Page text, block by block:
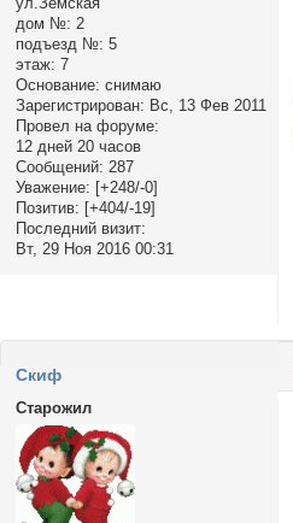
дом №: 2
подъезд №: 5
этаж: 7
Основание: снимаю
Зарегистрирован: Вс, 13 Фев 2011
Провел на форуме:
12 дней 20 часов
Сообщений: 287
Уважение: [+248/-0]
Позитив: [+404/-19]
Последний визит:
Вт, 29 Ноя 2016 00:31
Cкиф
Старожил